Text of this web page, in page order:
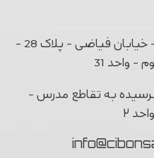
خیابان الهیه - خیابان فیاضی - پلاک 28 -
واحد 31
- نرسیده به تقاطع مدرس -